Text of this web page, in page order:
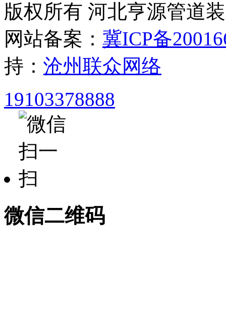
版权所有 河北亨源管道
网站备案： 冀ICP备
持： 沧州联众网络
19103378888
微信二维码